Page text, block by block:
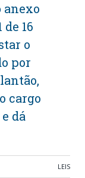
anexo
16
o
por
cargo
dá
LEIS